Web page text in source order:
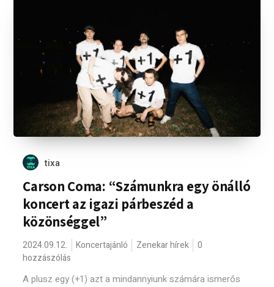
tixa
Carson Coma: “Számunkra egy önálló
koncert az igazi párbeszéd a
közönséggel”
2024.09.12. Koncertajánló Zenekar hírek
0
hozzászólás
A plusz egy (+1) azt a mindannyiunk számára ismerős